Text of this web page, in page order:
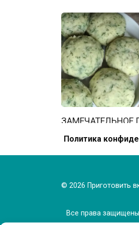
ЗАМЕЧАТЕЛЬНОЕ
ВСЕЙ СЕМЬИ.
ПРОСТО!
Политика
© 2026 Приготовить
Все права